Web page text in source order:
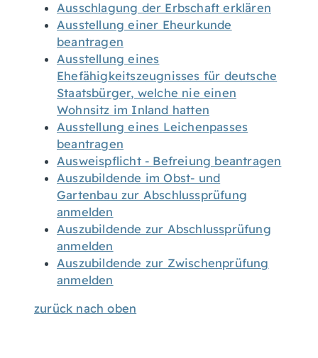
Ausschlagung der Erbschaft erklären
Ausstellung einer Eheurkunde
beantragen
Ausstellung eines
Ehefähigkeitszeugnisses für deutsche
Staatsbürger, welche nie einen
Wohnsitz im Inland hatten
Ausstellung eines Leichenpasses
beantragen
Ausweispflicht - Befreiung beantragen
Auszubildende im Obst- und
Gartenbau zur Abschlussprüfung
anmelden
Auszubildende zur Abschlussprüfung
anmelden
Auszubildende zur Zwischenprüfung
anmelden
zurück nach oben